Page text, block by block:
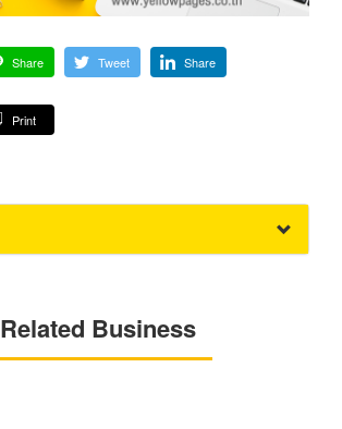
Share Tweet Share
Print
Related Business